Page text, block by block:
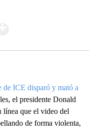
de ICE disparó y mató a
el presidente Donald
línea que el video del
de forma violenta,